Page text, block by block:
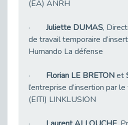
Publié le 13/04/2026
Publié le 11/04/2026
(EA) ANRH
· Juliette DUMAS,
de travail temporaire
Humando La défense
· Florian LE BRETONet
l’entreprise d’insertion par
(EITI) LINKLUSION